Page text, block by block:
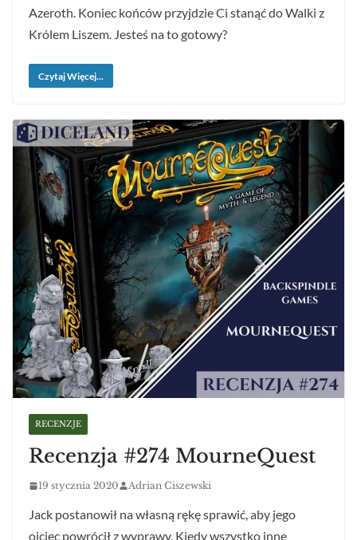
Azeroth. Koniec końców przyjdzie Ci stanąć do Walki z
Królem Liszem. Jesteś na to gotowy?
Czytaj Więcej...
RECENZJE
Recenzja #274 MourneQuest
19 stycznia 2020 Adrian Ciszewski
Jack postanowił na własną rękę sprawić, aby jego
ojciec powrócił z wyprawy. Kiedy wszystko inne